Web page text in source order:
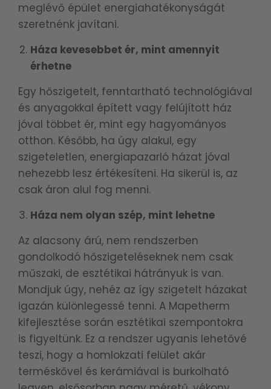
meglévő épület energiahatékonyságát
szeretnénk javítani.
Háza kevesebbet ér, mint amennyit
érhetne
Egy hőszigetelt, fenntartható technológiával
és anyagokkal épített vagy felújított ház
jóval többet ér, mint egy hagyományos
otthon. Később, ha úgy alakul, egy
szigeteletlen, energiapazarló házat jóval
nehezebb lesz értékesíteni. Ha sikerül is, az
csak áron alul fog menni.
Háza nem olyan szép, mint lehetne
Az alacsony árú, nem rendszerben
gondolkodó hőszigeteléseknek nem csak
műszaki, de esztétikai hátrányuk is van.
Mondjuk úgy, nehéz az így szigetelt házakat
igazán különlegessé tenni. A Mapetherm
kifejlesztése során esztétikai szempontokra
is figyeltünk. Ez a rendszer ugyanis lehetővé
teszi, hogy a homlokzati felület akár
terméskővel és kerámiával is burkolható